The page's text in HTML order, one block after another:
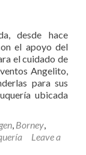
desde hace
el apoyo del
el cuidado de
Angelito,
para sus
ubicada
, Borney,
Leave a